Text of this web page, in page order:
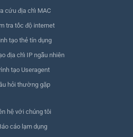
cứu địa chỉ MAC
tra tốc độ internet
tạo thẻ tín dụng
địa chỉ IP ngẫu nhiên
tạo Useragent
hỏi thường gặp
hệ với chúng tôi
cáo lạm dụng